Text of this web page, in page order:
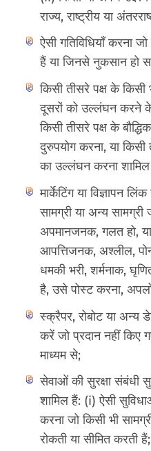
राज्य, राष्ट्रीय या
ऐसी गतिविधियाँ करना
हैं या जिनसे नुकसान हो
किसी तीसरे पक्ष के
दूसरों को उल्लंघन करने के
किसी तीसरे पक्ष के
दुरुपयोग करना, या किसी
का उल्लंघन करना
मार्केटिंग या विज्ञापन
सामग्री या अन्य सामग्री
अपमानजनक, गलत हो,
आपत्तिजनक, अश्लील,
धमकी भरी, शर्मनाक,
है, उसे पोस्ट करना,
स्क्रैपर, रोबोट या अन्य
करें जो प्रदान नहीं
माध्यम से;
सेवाओं की सुरक्षा संबंधी
शामिल हैं: (i) ऐसी
करना जो किसी भी
रोकती या सीमित करती